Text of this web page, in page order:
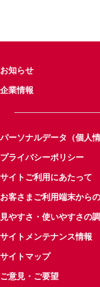
お知らせ
企業情報
パーソナルデータ（個人
プライバシーポリシー
サイトご利用にあたって
お客さまご利用端末から
見やすさ・使いやすさの
サイトメンテナンス情報
サイトマップ
ご意見・ご要望